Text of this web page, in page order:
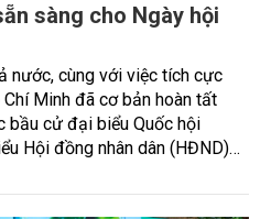
sàng cho Ngày hội
nước, cùng với việc tích cực
Minh đã cơ bản hoàn tất
bầu cử đại biểu Quốc hội
Hội đồng nhân dân (HĐND)